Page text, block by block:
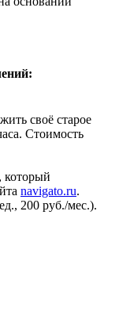
своё старое
Стоимость
который
navigato.ru.
200 руб./мес.).